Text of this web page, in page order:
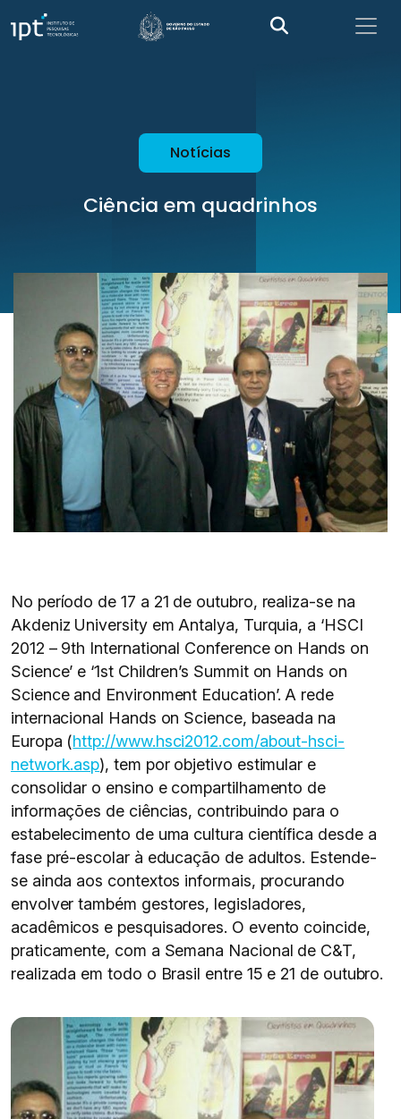
Notícias
Ciência em quadrinhos
No período de 17 a 21 de outubro, realiza-se na
Akdeniz University em Antalya, Turquia, a ‘HSCI
2012 – 9th International Conference on Hands on
Science’ e ‘1st Children’s Summit on Hands on
Science and Environment Education’. A rede
internacional Hands on Science, baseada na
Europa (http://www.hsci2012.com/about-hsci-
network.asp), tem por objetivo estimular e
consolidar o ensino e compartilhamento de
informações de ciências, contribuindo para o
estabelecimento de uma cultura científica desde a
fase pré-escolar à educação de adultos. Estende-
se ainda aos contextos informais, procurando
envolver também gestores, legisladores,
acadêmicos e pesquisadores. O evento coincide,
praticamente, com a Semana Nacional de C&T,
realizada em todo o Brasil entre 15 e 21 de outubro.